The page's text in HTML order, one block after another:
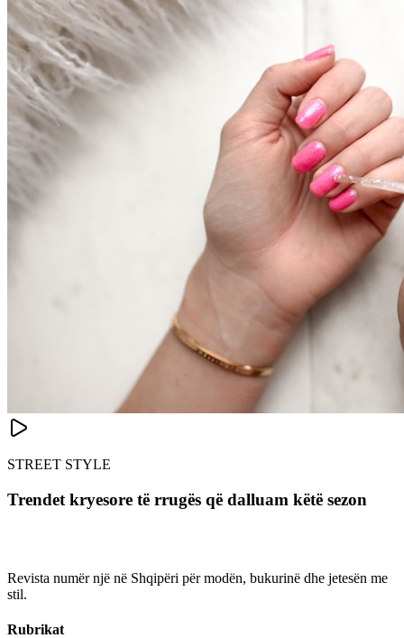
STREET STYLE
Trendet kryesore të rrugës që dalluam këtë sezon
Revista numër një në Shqipëri për modën, bukurinë dhe jetesën me
stil.
Rubrikat